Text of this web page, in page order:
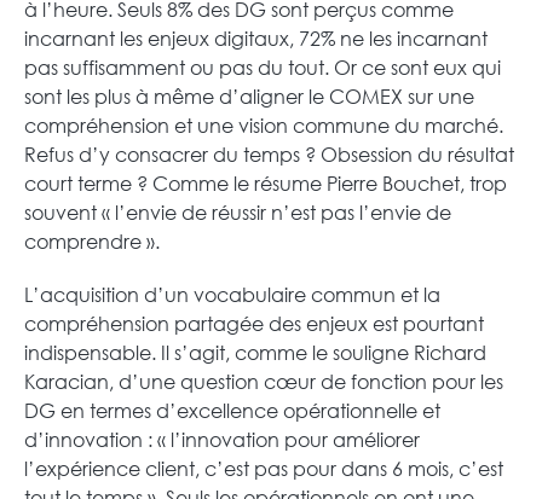
à l’heure. Seuls 8% des DG sont perçus comme
incarnant les enjeux digitaux, 72% ne les incarnant
pas suffisamment ou pas du tout. Or ce sont eux qui
sont les plus à même d’aligner le COMEX sur une
compréhension et une vision commune du marché.
Refus d’y consacrer du temps ? Obsession du résultat
court terme ? Comme le résume Pierre Bouchet, trop
souvent « l’envie de réussir n’est pas l’envie de
comprendre ».
L’acquisition d’un vocabulaire commun et la
compréhension partagée des enjeux est pourtant
indispensable. Il s’agit, comme le souligne Richard
Karacian, d’une question cœur de fonction pour les
DG en termes d’excellence opérationnelle et
d’innovation : « l’innovation pour améliorer
l’expérience client, c’est pas pour dans 6 mois, c’est